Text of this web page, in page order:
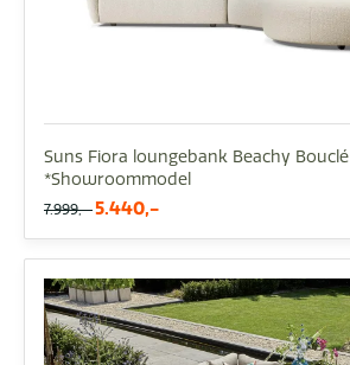
Suns Fiora loungebank Beachy Bouclé
*Showroommodel
7.999,- 5.440,-